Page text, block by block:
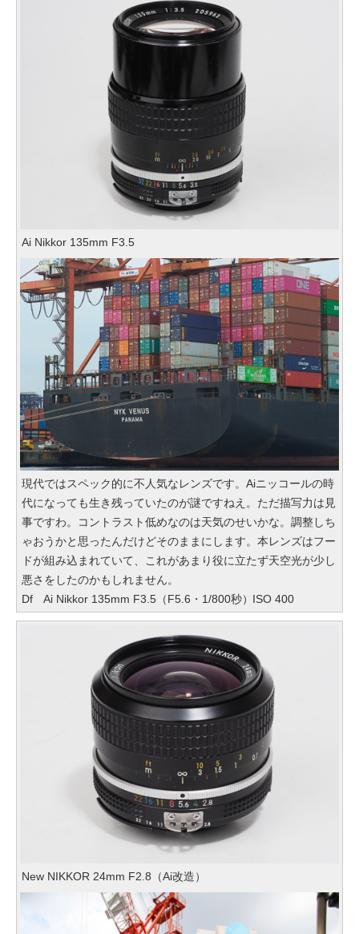
Ai Nikkor 135mm F3.5
現代ではスペック的に不人気なレンズです。Aiニッコールの時
代になっても生き残っていたのが謎ですねえ。ただ描写力は見
事ですわ。コントラスト低めなのは天気のせいかな。調整しち
ゃおうかと思ったんだけどそのままにします。本レンズはフー
ドが組み込まれていて、これがあまり役に立たず天空光が少し
悪さをしたのかもしれません。
Df Ai Nikkor 135mm F3.5（F5.6・1/800秒）ISO 400
New NIKKOR 24mm F2.8（Ai改造）